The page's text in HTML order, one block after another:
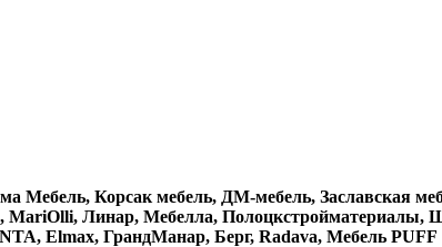
Мебель, Корсак мебель, ДМ-мебель, Заславская
MariOlli, Линар, Мебелла,
Elmax, ГрандМанар, Берг, Radava, Мебель PUFF